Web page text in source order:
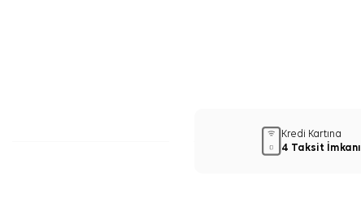
Kredi Kartına
4 Taksit İmkanı